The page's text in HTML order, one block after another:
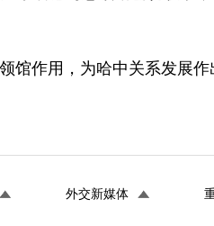
馆作用，为哈中关系发展作
外交新媒体